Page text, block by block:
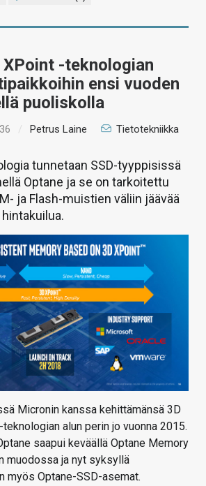
-teknologian
ensi vuoden
puoliskolla
/ Petrus Laine
Tietotekniikka
tunnetaan SSD-tyyppisissä
Optane ja se on tarkoitettu
ja Flash-muistien väliin jäävää
Micronin kanssa kehittämänsä 3D
alun perin jo vuonna 2015.
saapui keväällä Optane Memory
muodossa ja nyt syksyllä
myös Optane-SSD-asemat.